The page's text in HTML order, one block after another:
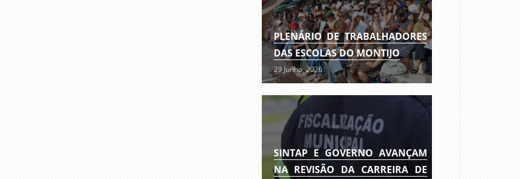
PLENÁRIO DE TRABALHADORES
DAS ESCOLAS DO MONTIJO
29 Junho, 2026
SINTAP E GOVERNO AVANÇAM
NA REVISÃO DA CARREIRA DE